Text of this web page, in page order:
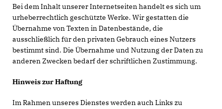
Bei dem Inhalt unserer Internetseiten handelt es sich um
urheberrechtlich geschützte Werke. Wir gestatten die
Übernahme von Texten in Datenbestände, die
ausschließlich für den privaten Gebrauch eines Nutzers
bestimmt sind. Die Übernahme und Nutzung der Daten zu
anderen Zwecken bedarf der schriftlichen Zustimmung.
Hinweis zur Haftung
Im Rahmen unseres Dienstes werden auch Links zu